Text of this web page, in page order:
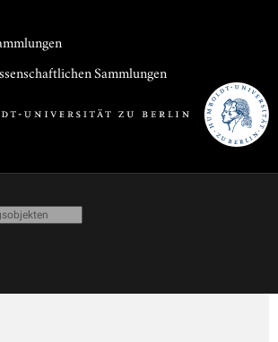
Sammlungen